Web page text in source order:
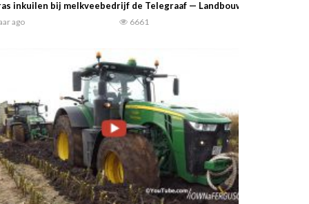
inkuilen bij melkveebedrijf de Telegraaf — Landbouwfilmpjes
ago 6661